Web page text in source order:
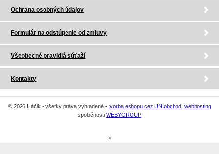
Ochrana osobných údajov
Formulár na odstúpenie od zmluvy
Všeobecné pravidlá súťaží
Kontakty
© 2026 Háčik - všetky práva vyhradené • tvorba eshopu cez UNIobchod, webhosting
spoločnosti WEBYGROUP
×